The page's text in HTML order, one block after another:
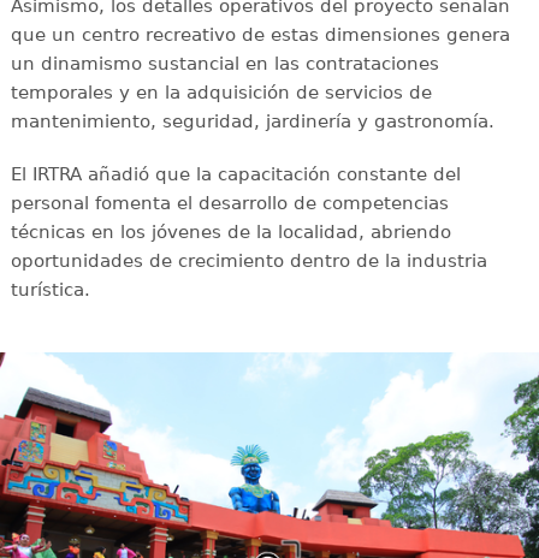
Asimismo, los detalles operativos del proyecto señalan
que un centro recreativo de estas dimensiones genera
un dinamismo sustancial en las contrataciones
temporales y en la adquisición de servicios de
mantenimiento, seguridad, jardinería y gastronomía.
El IRTRA añadió que la capacitación constante del
personal fomenta el desarrollo de competencias
técnicas en los jóvenes de la localidad, abriendo
oportunidades de crecimiento dentro de la industria
turística.